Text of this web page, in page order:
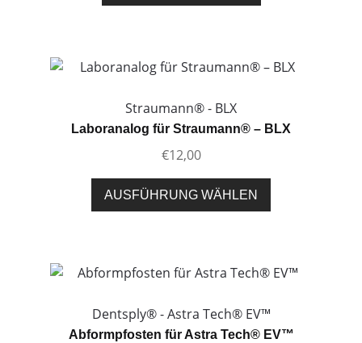
Straumann® - BLX
Laboranalog für Straumann® – BLX
€12,00
AUSFÜHRUNG WÄHLEN
Produkt
Varianten
Optionen
Dentsply® - Astra Tech® EV™
Abformpfosten für Astra Tech® EV™